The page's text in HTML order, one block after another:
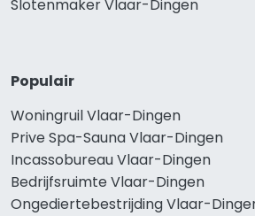
Slotenmaker Vlaar-Dingen
Populair
Woningruil Vlaar-Dingen
Prive Spa-Sauna Vlaar-Dingen
Incassobureau Vlaar-Dingen
Bedrijfsruimte Vlaar-Dingen
Ongediertebestrijding Vlaar-